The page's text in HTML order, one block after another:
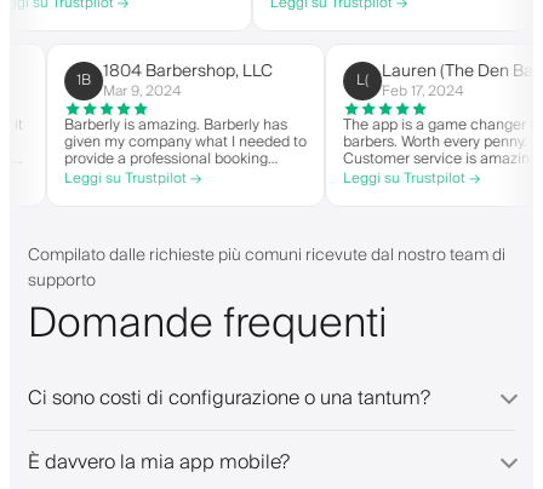
stay. Barberly provides a ton of
on
it
1B 1804 Barbershop, LLC
Mar 9, 2024
Barberly is amazing. Barberly has
given my company what I needed to
provide a professional booking
experience for my clients. Their
team has been exceptional,
Leggi su Trustpilot →
L( Lauren (The
Feb 17, 2024
The app is a game
barbers. Worth every
Customer service is
helps with everything or
they need. Definitely
Leggi su Trustpilot →
Compilato dalle richieste più comuni ricevute dal nostro team di
supporto
Domande frequenti
Ci sono costi di configurazione o una tantum?
È davvero la mia app mobile?